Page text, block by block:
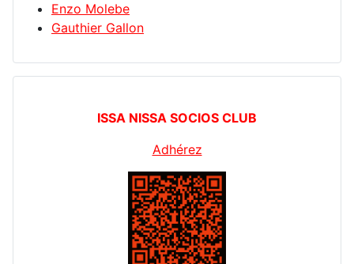
Enzo Molebe
Gauthier Gallon
ISSA NISSA SOCIOS CLUB
Adhérez